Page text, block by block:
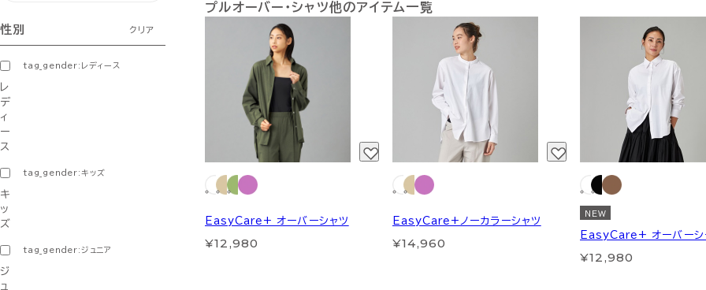
性別 クリア
tag_gender:レディース
レ
デ
ィ
ー
ス
tag_gender:キッズ
キ
ッ
ズ
tag_gender:ジュニア
ジ
ュ
プルオーバー・シャツ他のアイテム一覧
EasyCare+ オーバーシャツ
¥12,980
EasyCare+ノーカラーシャツ
¥14,960
NEW
EasyCare+ オーバーシ
¥12,980